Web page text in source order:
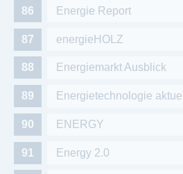
Energie Report
energieHOLZ
Energiemarkt Ausblick
Energietechnologie aktuell
ENERGY
Energy 2.0